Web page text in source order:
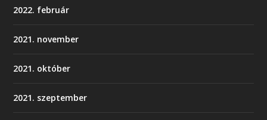
2022. február
2021. november
2021. október
2021. szeptember